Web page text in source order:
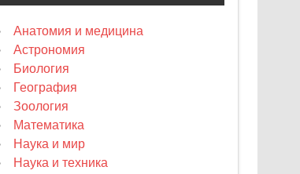
Анатомия и медицина
Астрономия
Биология
География
Зоология
Математика
Наука и мир
Наука и техника